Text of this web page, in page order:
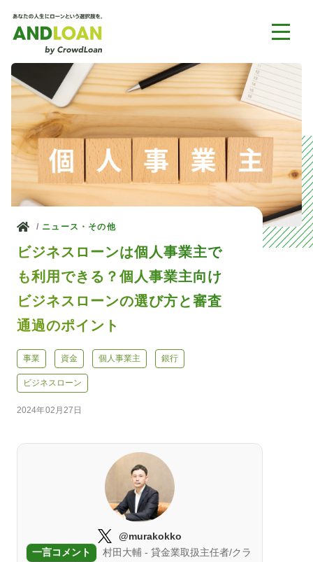
ホーム
ニュース・その他
ビジネスローンは個人事業主で
も利用できる？個人事業主向け
ビジネスローンの選び方と審査
通過のポイント
事業 資金 個人事業主 銀行
ビジネスローン
2024年02月27日
@murakokko
一言コメント
村田大輔 - 貸金業取扱主任者/クラ